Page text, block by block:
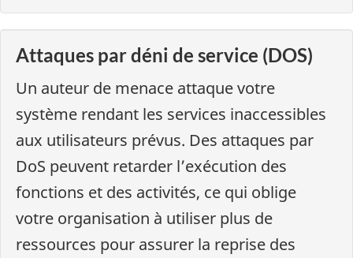
Attaques par déni de service (DOS)
Un auteur de menace attaque votre
système rendant les services inaccessibles
aux utilisateurs prévus. Des attaques par
DoS peuvent retarder l’exécution des
fonctions et des activités, ce qui oblige
votre organisation à utiliser plus de
ressources pour assurer la reprise des